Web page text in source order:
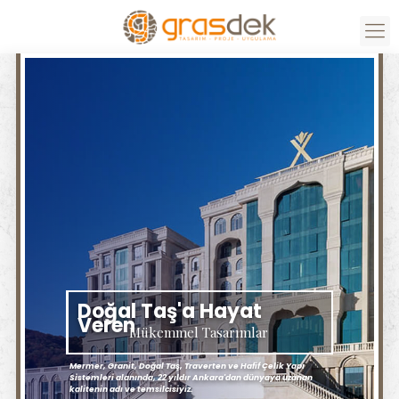
Doğal Taş'a Hayat
VerenMükemmel Tasarımlar
Mermer, Granit, Doğal Taş, Traverten ve Hafif Çelik Yapı
Sistemleri alanında, 22 yıldır Ankara'dan dünyaya uzanan
kalitenin adı ve temsilcisiyiz.